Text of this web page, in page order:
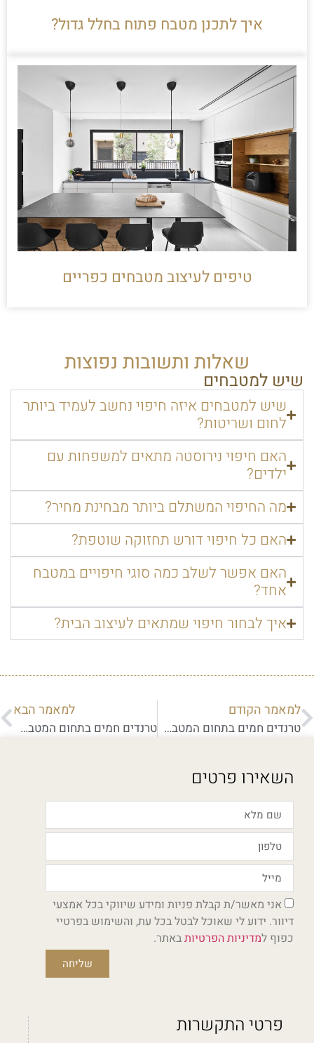
איך לתכנן מטבח פתוח בחלל גדול?
טיפים לעיצוב מטבחים כפריים
שאלות ותשובות נפוצות
שיש למטבחים
שיש למטבחים איזה חיפוי נחשב לעמיד ביותר
לחום ושריטות?
האם חיפוי נירוסטה מתאים למשפחות עם
ילדים?
מה החיפוי המשתלם ביותר מבחינת מחיר?
האם כל חיפוי דורש תחזוקה שוטפת?
האם אפשר לשלב כמה סוגי חיפויים במטבח
אחד?
איך לבחור חיפוי שמתאים לעיצוב הבית?
למאמר הקודם
טרנדים חמים בתחום המטבחים
למאמר הבא
טרנדים חמים בתחום המטבחים
השאירו פרטים
אני מאשר/ת קבלת פניות ומידע שיווקי בכל אמצעי
דיוור. ידוע לי שאוכל לבטל בכל עת, והשימוש בפרטיי
כפוף למדיניות הפרטיותבאתר.
שליחה
פרטי התקשרות